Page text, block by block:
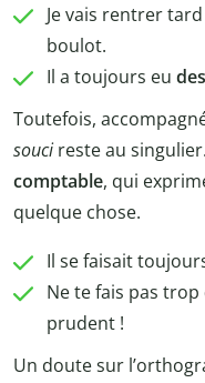
Je vais rentrer tard
boulot.
Il a toujours eu
Toutefois,
souci reste au
comptable, qui
quelque chose.
Il se faisait
Ne te fais pas trop
prudent !
Un doute sur